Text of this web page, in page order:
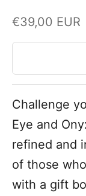
Sale price
€39,00 EUR
Challenge
Eye and
refined and
of those
with a gift